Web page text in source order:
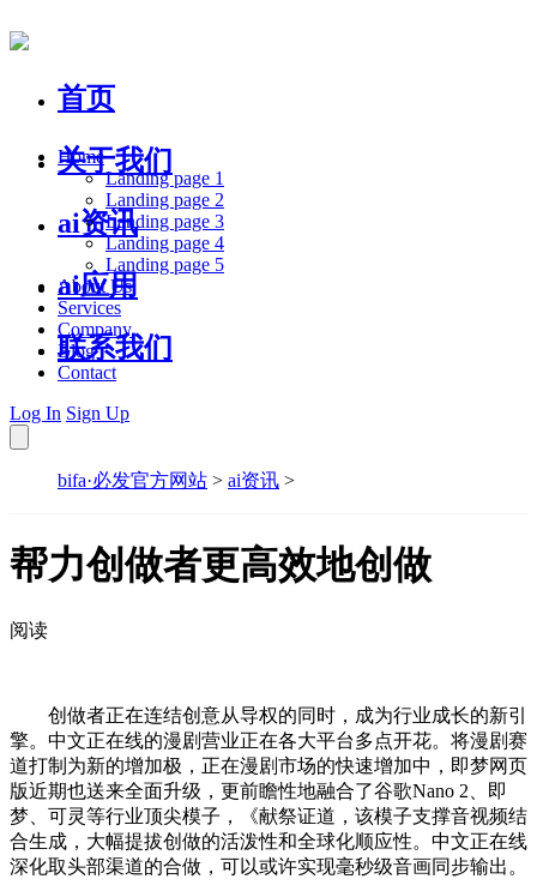
首页
关于我们
ai资讯
ai应用
联系我们
Home
Landing page 1
Landing page 2
Landing page 3
Landing page 4
Landing page 5
About Us
Services
Company
Blog
Contact
Log In Sign Up
bifa·必发官方网站 > ai资讯 >
帮力创做者更高效地创做
阅读
创做者正在连结创意从导权的同时，成为行业成长的新引
擎。中文正在线的漫剧营业正在各大平台多点开花。将漫剧赛
道打制为新的增加极，正在漫剧市场的快速增加中，即梦网页
版近期也送来全面升级，更前瞻性地融合了谷歌Nano 2、即
梦、可灵等行业顶尖模子，《献祭证道，该模子支撑音视频结
合生成，大幅提拔创做的活泼性和全球化顺应性。中文正在线
深化取头部渠道的合做，可以或许实现毫秒级音画同步输出。